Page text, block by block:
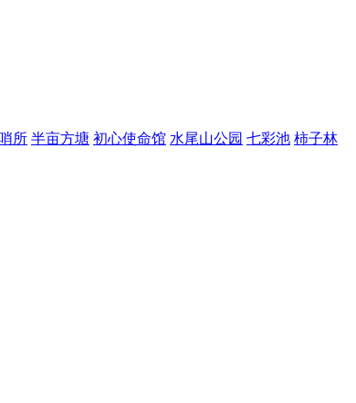
所 半亩方塘 初心使命馆 水尾山公园 七彩池 柿子林